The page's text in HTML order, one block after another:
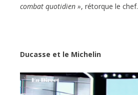
combat quotidien », rétorque le chef.
Ducasse et le Michelin